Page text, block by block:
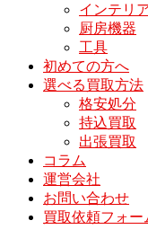
インテリ
厨房機器
工具
初めての方へ
選べる買取方法
格安処分
持込買取
出張買取
コラム
運営会社
お問い合わせ
買取依頼フォー